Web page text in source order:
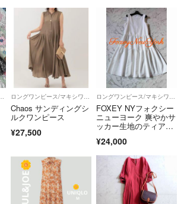
/マキシワンピース ロングワンピース/マキシワンピース
Chaos サンディングシ
ルクワンピース
¥27,500
ロングワンピース/マキシワンピース
FOXEY NYフォクシー
ニューヨーク 爽やかサ
ッカー生地のティアー
¥24,000